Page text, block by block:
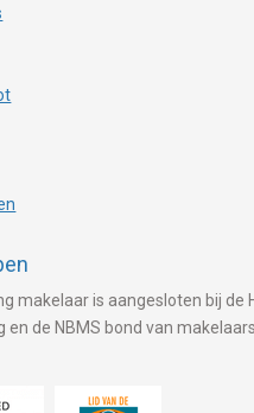
makelaar is aangesloten bij de
en de NBMS bond van